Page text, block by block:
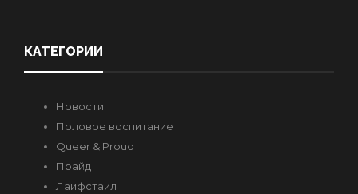
КАТЕГОРИИ
Новости
Половое воспитание
Queer & Proud
Прайд
Лаифстаил